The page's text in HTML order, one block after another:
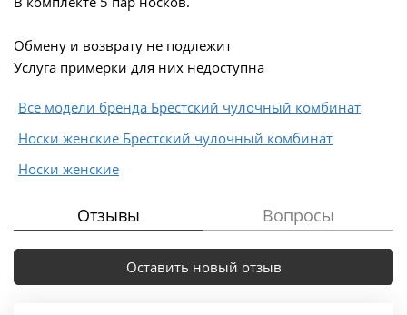
Обмену и возврату не подлежит
Услуга примерки для них недоступна
Все модели бренда Брестский чулочный комбинат
Носки женские Брестский чулочный комбинат
Носки женские
Отзывы Вопросы
Оставить новый отзыв